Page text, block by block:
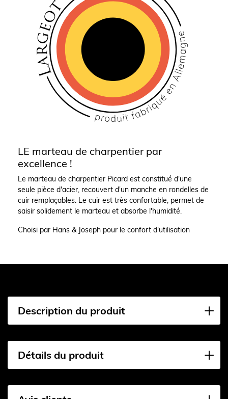
LE marteau de charpentier par
excellence !
Le marteau de charpentier Picard est constitué d'une
seule pièce d'acier, recouvert d'un manche en rondelles de
cuir remplaçables. Le cuir est très confortable, permet de
saisir solidement le marteau et absorbe l'humidité.
Choisi par Hans & Joseph pour le confort d'utilisation
Description du produit
Détails du produit